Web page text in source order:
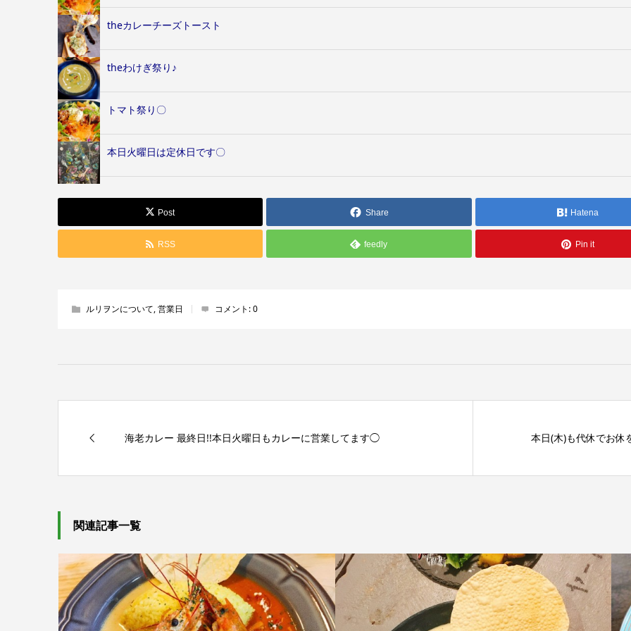
theカレーチーズトースト
theわけぎ祭り♪
トマト祭り〇
本日火曜日は定休日です〇
Post Share Hatena
RSS feedly Pin it
ルリヲンについて,営業日 コメント:0
海老カレー 最終日!!本日火曜日もカレーに営業してます◯ 本日(木)も代休でお
関連記事一覧